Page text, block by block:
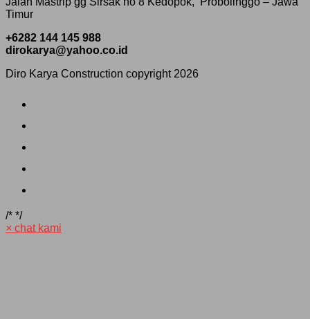
Timur
+6282 144 145 988
dirokarya@yahoo.co.id
Diro Karya Construction copyright 2026
/* */
× chat kami